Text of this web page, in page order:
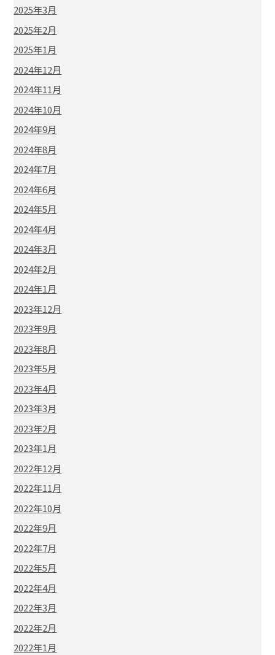
2025年3月
2025年2月
2025年1月
2024年12月
2024年11月
2024年10月
2024年9月
2024年8月
2024年7月
2024年6月
2024年5月
2024年4月
2024年3月
2024年2月
2024年1月
2023年12月
2023年9月
2023年8月
2023年5月
2023年4月
2023年3月
2023年2月
2023年1月
2022年12月
2022年11月
2022年10月
2022年9月
2022年7月
2022年5月
2022年4月
2022年3月
2022年2月
2022年1月